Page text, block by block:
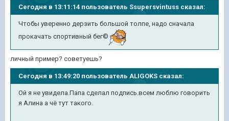
Сегодня в 13:11:14 пользователь Ssupersvintuss сказал:
Чтобы уверенно дерзить большой толпе, надо сначала
прокачать спортивный бег©
личный пример? советуешь?
Сегодня в 13:49:20 пользователь ALIGOKS сказал:
Ой я не увидела.Папа сделал подпись.всем люблю говорить
я Алина а чё тут такого.